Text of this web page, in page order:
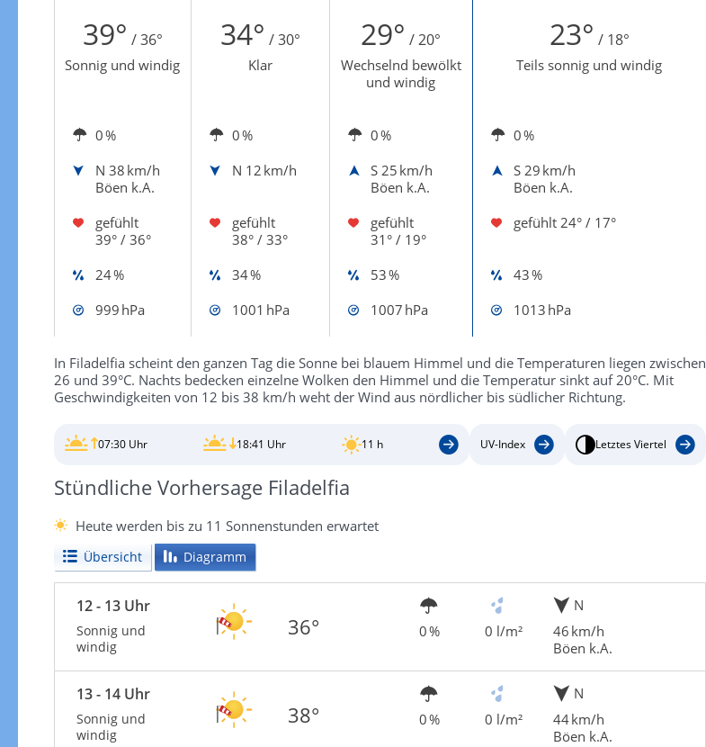
39° / 36° 34° / 30° 29° / 20° 23° / 18°
Sonnig und windig Klar
Wechselnd bewölkt
und windig
Teils sonnig und windig
0 % 0 % 0 %
0 %
N 38 km/h
Böen k.A.
N 12 km/h S 25 km/h
Böen k.A.
S 29 km/h
Böen k.A.
gefühlt
39° / 36°
gefühlt
38° / 33°
gefühlt
31° / 19°
gefühlt 24° / 17°
24 % 34 % 53 %
43 %
999 hPa
1001 hPa 1007 hPa 1013 hPa
In Filadelfia scheint den ganzen Tag die Sonne bei blauem Himmel und die Temperaturen liegen zwischen
26 und 39°C. Nachts bedecken einzelne Wolken den Himmel und die Temperatur sinkt auf 20°C. Mit
Geschwindigkeiten von 12 bis 38 km/h weht der Wind aus nördlicher bis südlicher Richtung.
07:30 Uhr 18:41 Uhr 11 h UV-Index Letztes Viertel
Stündliche Vorhersage Filadelfia
Heute werden bis zu 11 Sonnenstunden erwartet
Übersicht Diagramm
12 - 13 Uhr
Sonnig und
windig
36° 0 % 0 l/m²
N
46 km/h
Böen k.A.
13 - 14 Uhr
Sonnig und
windig
38° 0 % 0 l/m²
N
44 km/h
Böen k.A.